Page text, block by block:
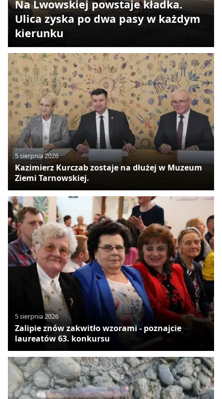
Na Lwowskiej powstaje kładka.
Ulica zyska po dwa pasy w każdym
kierunku
5 sierpnia 2026
Kazimierz Kurczab zostaje na dłużej w Muzeum
Ziemi Tarnowskiej.
5 sierpnia 2026
Zalipie znów zakwitło wzorami - poznajcie
laureatów 63. konkursu